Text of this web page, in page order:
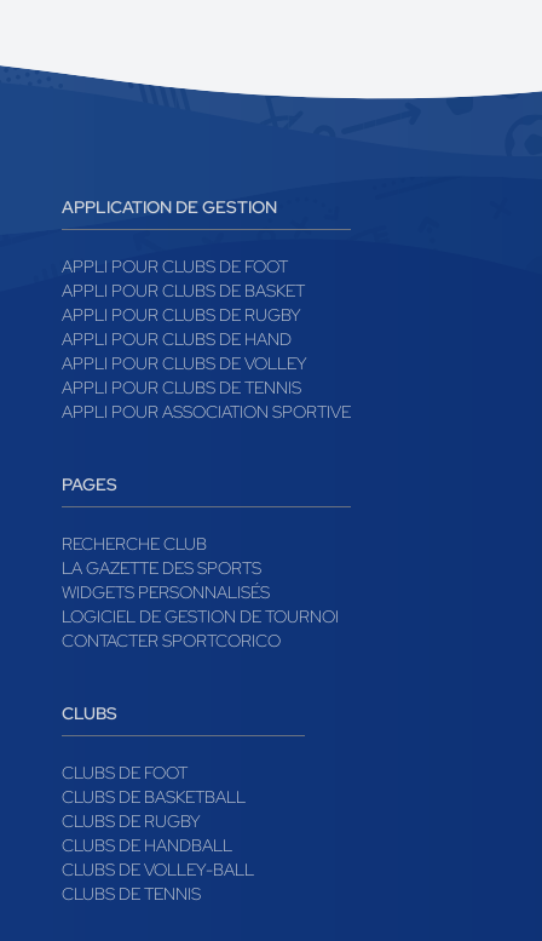
APPLICATION DE GESTION
APPLI POUR CLUBS DE FOOT
APPLI POUR CLUBS DE BASKET
APPLI POUR CLUBS DE RUGBY
APPLI POUR CLUBS DE HAND
APPLI POUR CLUBS DE VOLLEY
APPLI POUR CLUBS DE TENNIS
APPLI POUR ASSOCIATION SPORTIVE
PAGES
RECHERCHE CLUB
LA GAZETTE DES SPORTS
WIDGETS PERSONNALISÉS
LOGICIEL DE GESTION DE TOURNOI
CONTACTER SPORTCORICO
CLUBS
CLUBS DE FOOT
CLUBS DE BASKETBALL
CLUBS DE RUGBY
CLUBS DE HANDBALL
CLUBS DE VOLLEY-BALL
CLUBS DE TENNIS